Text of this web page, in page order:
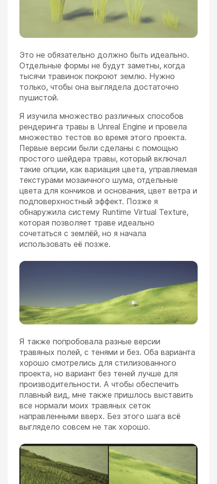
Это не обязательно должно быть идеально.
Отдельные формы не будут заметны, когда
тысячи травинок покроют землю. Нужно
только, чтобы она выглядела достаточно
пушистой.
Я изучила множество различных способов
рендеринга травы в Unreal Engine и провела
множество тестов во время этого проекта.
Первые версии были сделаны с помощью
простого шейдера травы, который включал
такие опции, как вариация цвета, управляемая
текстурами мозаичного шума, отдельные
цвета для кончиков и основания, цвет ветра и
подповерхностный эффект. Позже я
обнаружила систему Runtime Virtual Texture,
которая позволяет траве идеально
сочетаться с землёй, но я начала
использовать её позже.
Я также попробовала разные версии
травяных полей, с тенями и без. Оба варианта
хорошо смотрелись для стилизованного
проекта, но вариант без теней лучше для
производительности. А чтобы обеспечить
плавный вид, мне также пришлось выставить
все нормали моих травяных сеток
направленными вверх. Без этого шага всё
выглядело совсем не так хорошо.